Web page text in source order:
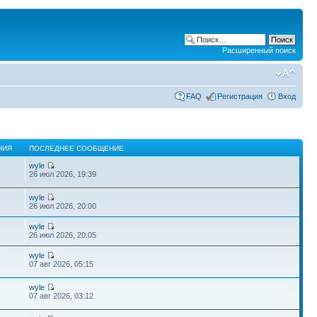
Расширенный поиск
FAQ Регистрация Вход
ПОСЛЕДНЕЕ СООБЩЕНИЕ
wyle
26 июл 2026, 19:39
wyle
26 июл 2026, 20:00
wyle
26 июл 2026, 20:05
wyle
07 авг 2026, 05:15
wyle
07 авг 2026, 03:12